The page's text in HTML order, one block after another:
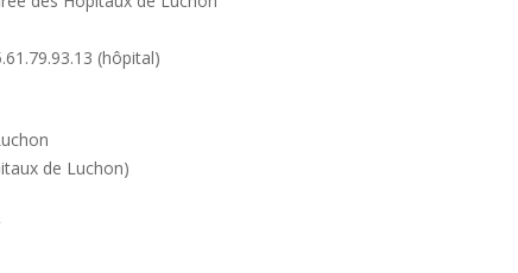
(hôpital)
de Luchon)